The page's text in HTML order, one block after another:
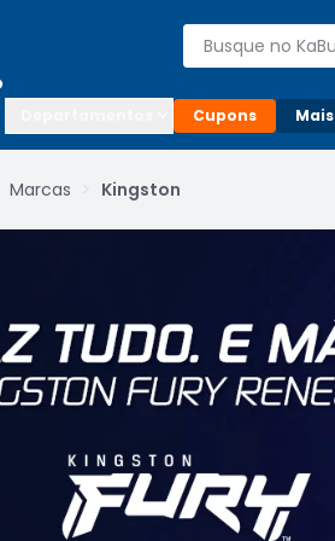
Buscar
Cupons
Marcas Kingston